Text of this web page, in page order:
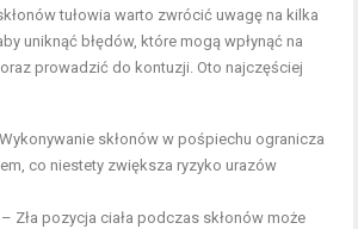
tułowia warto zwrócić uwagę na kilka
uniknąć błędów, które mogą wpłynąć na
prowadzić do kontuzji. Oto najczęściej
skłonów w pośpiechu ogranicza
co niestety zwiększa ryzyko urazów
– Zła pozycja ciała podczas skłonów może